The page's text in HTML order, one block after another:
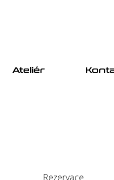
Ateliér
Rezervace